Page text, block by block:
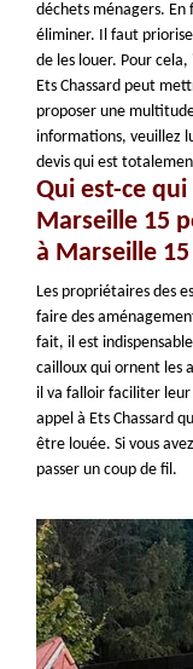
déchets ménagers.
éliminer. Il faut
de les louer. Pour
Ets Chassard peut
proposer une
informations, veuillez
devis qui est
Qui est-ce
Marseille 15
à Marseille 15
Les propriétaires des
faire des
fait, il est
cailloux qui ornent les
il va falloir faciliter
appel à Ets Chassard
être louée. Si vous
passer un coup de fil.